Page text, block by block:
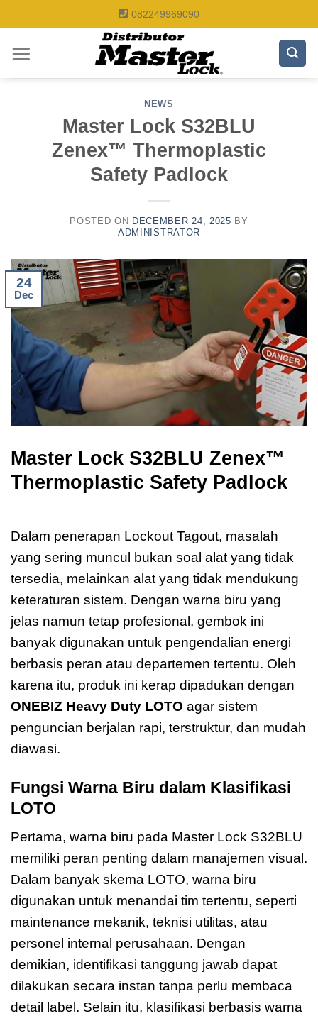
to
content
082249969090
NEWS
Master Lock S32BLU
Zenex™ Thermoplastic
Safety Padlock
POSTED ON DECEMBER 24, 2025 BY
ADMINISTRATOR
24
Dec
Master Lock S32BLU Zenex™
Thermoplastic Safety Padlock
Dalam penerapan Lockout Tagout, masalah
yang sering muncul bukan soal alat yang tidak
tersedia, melainkan alat yang tidak mendukung
keteraturan sistem. Dengan warna biru yang
jelas namun tetap profesional, gembok ini
banyak digunakan untuk pengendalian energi
berbasis peran atau departemen tertentu. Oleh
karena itu, produk ini kerap dipadukan dengan
ONEBIZ Heavy Duty LOTO agar sistem
penguncian berjalan rapi, terstruktur, dan mudah
diawasi.
Fungsi Warna Biru dalam Klasifikasi
LOTO
Pertama, warna biru pada Master Lock S32BLU
memiliki peran penting dalam manajemen visual.
Dalam banyak skema LOTO, warna biru
digunakan untuk menandai tim tertentu, seperti
maintenance mekanik, teknisi utilitas, atau
personel internal perusahaan. Dengan
demikian, identifikasi tanggung jawab dapat
dilakukan secara instan tanpa perlu membaca
detail label. Selain itu, klasifikasi berbasis warna